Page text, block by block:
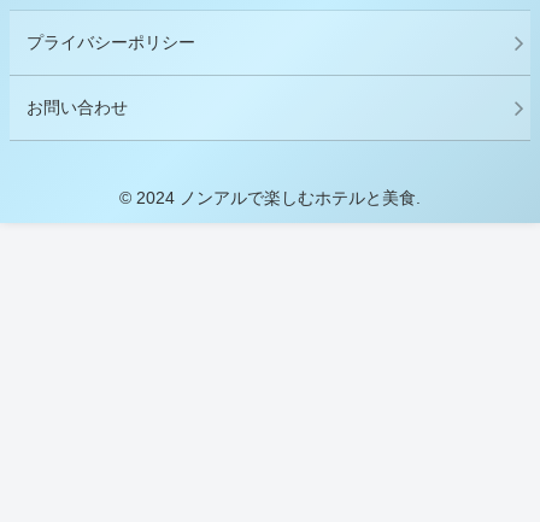
プライバシーポリシー
お問い合わせ
© 2024 ノンアルで楽しむホテルと美食.